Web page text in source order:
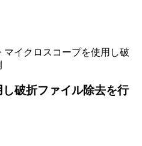
マイクロスコープを使用し破
破折ファイル除去を行